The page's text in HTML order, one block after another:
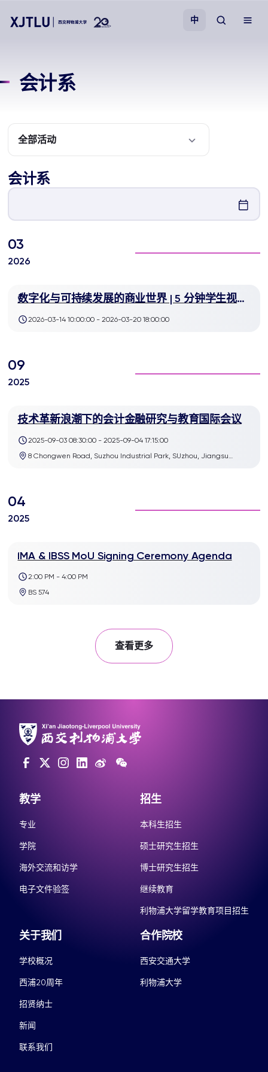
科研
学院
中
会计系
全部活动
会计系
03
2026
数字化与可持续发展的商业世界 | 5 分钟学生视频
竞赛
2026-03-14 10:00:00 - 2026-03-20 18:00:00
09
2025
技术革新浪潮下的会计金融研究与教育国际会议
2025-09-03 08:30:00 - 2025-09-04 17:15:00
8 Chongwen Road, Suzhou Industrial Park, SUzhou, Jiangsu
04
2025
IMA & IBSS MoU Signing Ceremony Agenda
2:00 PM - 4:00 PM
BS 574
查看更多
教学
专业
学院
海外交流和访学
电子文件验签
招生
本科生招生
硕士研究生招生
博士研究生招生
继续教育
利物浦大学留学教育项目招生
关于我们
学校概况
西浦20周年
招贤纳士
新闻
联系我们
合作院校
西安交通大学
利物浦大学